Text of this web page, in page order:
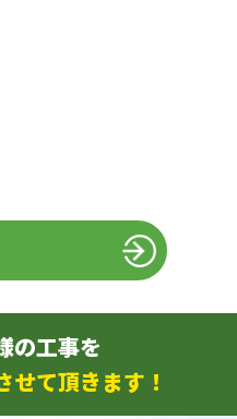
の工事を
せて頂きます！